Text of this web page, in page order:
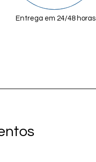
Entrega em 24/48 horas